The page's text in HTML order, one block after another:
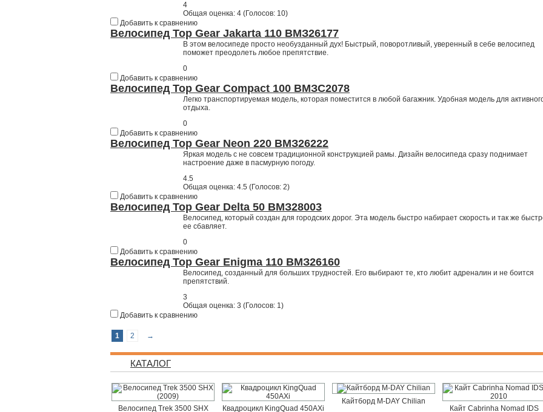
4
Общая оценка: 4 (Голосов: 10)
Добавить к сравнению
Велосипед Top Gear Jakarta 110 ВМЗ26177
В этом велосипеде просто необузданный дух! Быстрый, поворотливый, уверенный в себе велосипед
поможет преодолеть любое препятствие.
0
Добавить к сравнению
Велосипед Top Gear Compact 100 ВМЗС2078
Легко транспортируемая модель, которая поместится в любой багажник. Удобная модель для
отдыха.
0
Добавить к сравнению
Велосипед Top Gear Neon 220 ВМЗ26222
Яркая модель с не совсем традиционной конструкцией рамы. Дизайн велосипеда сразу поднимает
настроение даже в пасмурную погоду.
4.5
Общая оценка: 4.5 (Голосов: 2)
Добавить к сравнению
Велосипед Top Gear Delta 50 ВМЗ28003
Велосипед, который создан для городских дорог. Эта модель быстро набирает скорость и так же
ее сбавляет.
0
Добавить к сравнению
Велосипед Top Gear Enigma 110 ВМЗ26160
Велосипед, созданный для больших трудностей. Его выбирают те, кто любит адреналин и не боится
препятствий.
3
Общая оценка: 3 (Голосов: 1)
Добавить к сравнению
1 2 →
КАТАЛОГ
Велосипед Trek 3500 SHX
Квадроцикл KingQuad 450AXi
Кайтборд M-DAY Chilian
Кайт Cabrinha Nomad IDS